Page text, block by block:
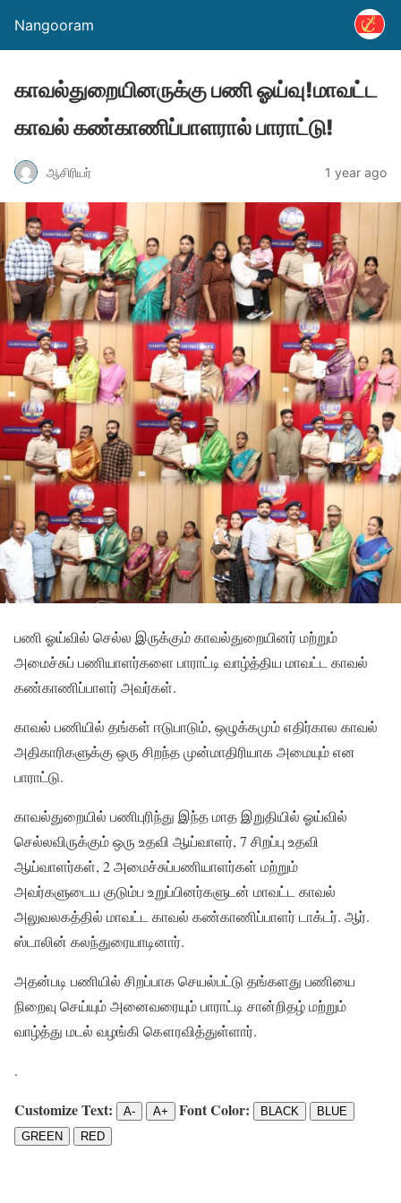
Nangooram
காவல்துறையினருக்கு பணி ஓய்வு!மாவட்ட
காவல் கண்காணிப்பாளரால் பாராட்டு!
ஆசிரியர் 1 year ago
பணி ஓய்வில் செல்ல இருக்கும் காவல்துறையினர் மற்றும்
அமைச்சுப் பணியாளர்களை பாராட்டி வாழ்த்திய மாவட்ட காவல்
கண்காணிப்பாளர் அவர்கள்.
காவல் பணியில் தங்கள் ஈடுபாடும், ஒழுக்கமும் எதிர்கால காவல்
அதிகாரிகளுக்கு ஒரு சிறந்த முன்மாதிரியாக அமையும் என
பாராட்டு.
காவல்துறையில் பணிபுரிந்து இந்த மாத இறுதியில் ஓய்வில்
செல்லவிருக்கும் ஒரு உதவி ஆய்வாளர், 7 சிறப்பு உதவி
ஆய்வாளர்கள், 2 அமைச்சுப்பணியாளர்கள் மற்றும்
அவர்களுடைய குடும்ப உறுப்பினர்களுடன் மாவட்ட காவல்
அலுவலகத்தில் மாவட்ட காவல் கண்காணிப்பாளர் டாக்டர். ஆர்.
ஸ்டாலின் கலந்துரையாடினார்.
அதன்படி பணியில் சிறப்பாக செயல்பட்டு தங்களது பணியை
நிறைவு செய்யும் அனைவரையும் பாராட்டி சான்றிதழ் மற்றும்
வாழ்த்து மடல் வழங்கி கௌரவித்துள்ளார்.
.
Customize Text: A- A+ Font Color: BLACK
BLUE
GREEN
RED